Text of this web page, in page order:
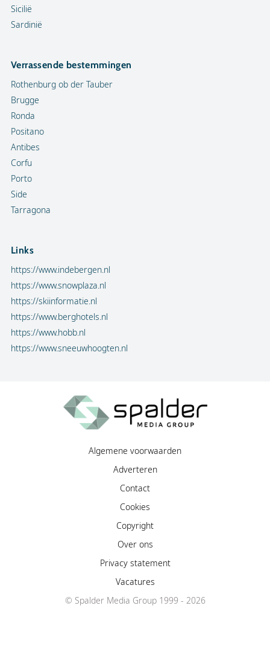
Sicilië
Sardinië
Verrassende bestemmingen
Rothenburg ob der Tauber
Brugge
Ronda
Positano
Antibes
Corfu
Porto
Side
Tarragona
Links
https://www.indebergen.nl
https://www.snowplaza.nl
https://skiinformatie.nl
https://www.berghotels.nl
https://www.hobb.nl
https://www.sneeuwhoogten.nl
Algemene voorwaarden
Adverteren
Contact
Cookies
Copyright
Over ons
Privacy statement
Vacatures
© Spalder Media Group 1999 - 2026